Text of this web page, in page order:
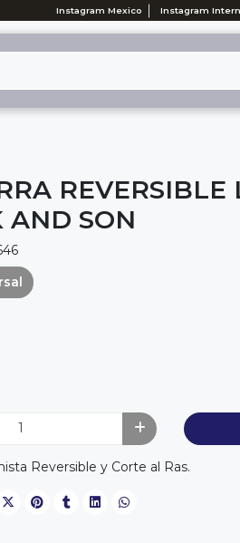
Instagram Mexico Instagram
REVERSIBLE
AND SON
Reversible y Corte al Ras.